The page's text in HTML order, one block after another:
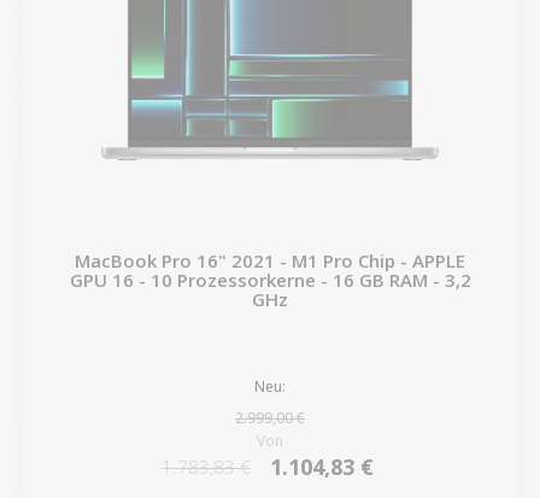
MacBook Pro 16" 2021 - M1 Pro Chip - APPLE
GPU 16 - 10 Prozessorkerne - 16 GB RAM - 3,2
GHz
Neu:
2.999,00 €
Von
1.783,83 € 1.104,83 €